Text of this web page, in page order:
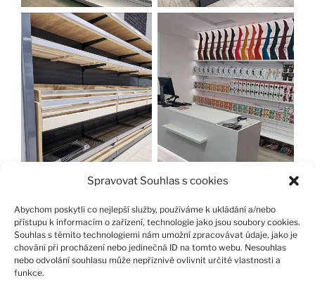
Spravovat Souhlas s cookies
Abychom poskytli co nejlepší služby, používáme k ukládání a/nebo
přístupu k informacím o zařízení, technologie jako jsou soubory cookies.
Souhlas s těmito technologiemi nám umožní zpracovávat údaje, jako je
chování při procházení nebo jedinečná ID na tomto webu. Nesouhlas
nebo odvolání souhlasu může nepříznivě ovlivnit určité vlastnosti a
funkce.